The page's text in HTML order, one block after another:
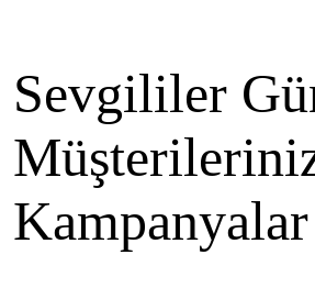
Sevgililer
Kampanyalar